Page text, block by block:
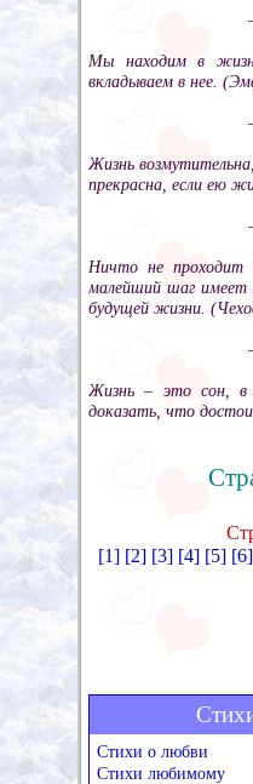
Мы находим в
вкладываем в нее.
Жизнь
прекрасна, если ею
Ничто не проходит
малейший шаг имеет
будущей жизни.
Жизнь – это сон, в
доказать, что
[1] [2] [3] [4] [5] [6]
Стихи о любви
Стихи любимому